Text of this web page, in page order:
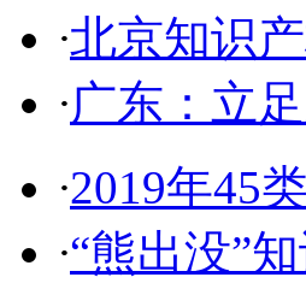
·北京知识
·广东：立
·2019年45
·“熊出没”